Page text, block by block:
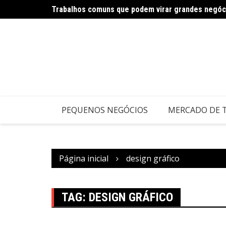
Trabalhos comuns que podem virar grandes
Carnaval impulsiona negócios criativos e serviços
PEQUENOS NEGÓCIOS MERCADO DE
Página inicial design gráfico
TAG: DESIGN GRÁFICO